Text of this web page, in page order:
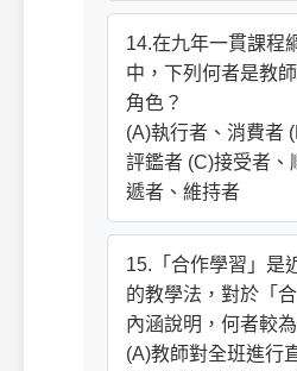
14.在九年一貫課程
中，下列何者是教
角色？
(A)執行者、消費者
評鑑者 (C)接受者、
遞者、維持者
15.「合作學習」是
的教學法，對於「
內涵說明，何者較
(A)教師對全班進行